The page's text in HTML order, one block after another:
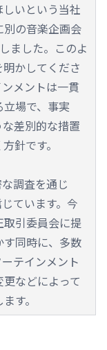
いという当社
の音楽企画会
ました。このよ
かしてくださ
メントは一貫
場で、事実
差別的な措置
針です。
調査を通じ
ています。今
引委員会に提
同時に、多数
テインメント
などによって
す。